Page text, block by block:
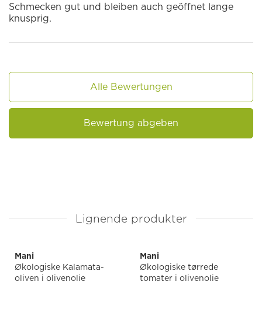
Schmecken gut und bleiben auch geöffnet lange
knusprig.
Alle Bewertungen
Bewertung abgeben
Lignende produkter
Mani
Økologiske Kalamata-
oliven i olivenolie
Mani
Økologiske tørrede
tomater i olivenolie